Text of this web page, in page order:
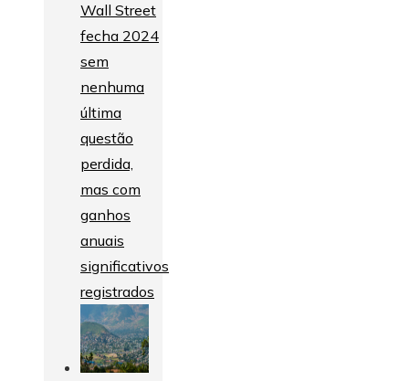
Wall Street
fecha 2024
sem
nenhuma
última
questão
perdida,
mas com
ganhos
anuais
significativos
registrados